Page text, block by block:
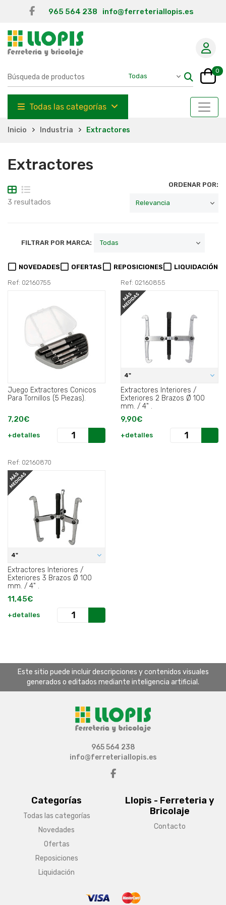
965 564 238 info@ferreteriallopis.es
0
Todas las categorías
Inicio Industria Extractores
Extractores
3 resultados
ORDENAR POR:
FILTRAR POR MARCA:
NOVEDADES OFERTAS REPOSICIONES LIQUIDACIÓN
Ref: 02160755
Juego Extractores Conicos
Para Tornillos (5 Piezas).
7,20€
+detalles
Ref: 02160855
4"
Extractores Interiores /
Exteriores 2 Brazos Ø 100
mm. / 4" .
9,90€
+detalles
Ref: 02160870
4"
Extractores Interiores /
Exteriores 3 Brazos Ø 100
mm. / 4" .
11,45€
+detalles
Este sitio puede incluir descripciones y contenidos visuales
generados o editados mediante inteligencia artificial.
Categorías
Todas las categorías
Novedades
Ofertas
Reposiciones
Liquidación
Llopis - Ferreteria y
Bricolaje
Contacto
965 564 238
info@ferreteriallopis.es